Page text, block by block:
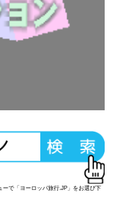
で「ヨーロッパ旅行.JP」をお選び下